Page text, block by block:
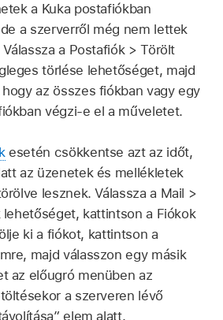
a Kuka postafiókban
a szerverről még nem lettek
a Postafiók > Törölt
törlése lehetőséget, majd
az összes fiókban vagy egy
végzi-e el a műveletet.
esetén csökkentse azt az időt,
az üzenetek és mellékletek
lesznek. Válassza a Mail >
lehetőséget, kattintson a Fiókok
ki a fiókot, kattintson a
majd válasszon egy másik
az előugró menüben az
a szerveren lévő
elem alatt.